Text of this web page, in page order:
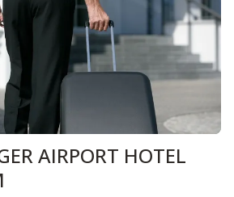
AIRPORT HOTEL